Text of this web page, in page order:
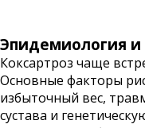
Эпидемиология
Коксартроз чаще
Основные факторы
избыточный вес,
сустава и